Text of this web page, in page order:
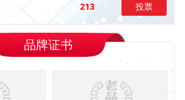
213 投票
品牌证书